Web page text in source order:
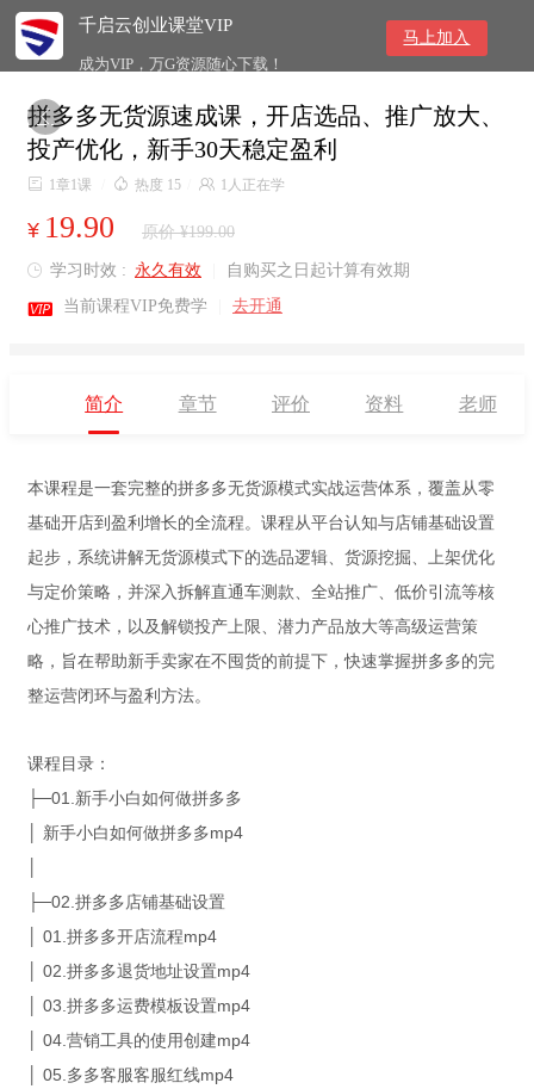
千启云创业课堂VIP
成为VIP，万G资源随心下载！
马上加入

拼多多无货源速成课，开店选品、推广放大、
投产优化，新手30天稳定盈利
 1章1课  热度 15  1人正在学
¥ 19.90 原价 ¥199.00
 学习时效 : 永久有效 自购买之日起计算有效期
 当前课程VIP免费学 去开通
简介 章节 评价 资料 老师
本课程是一套完整的拼多多无货源模式实战运营体系，覆盖从零
基础开店到盈利增长的全流程。课程从平台认知与店铺基础设置
起步，系统讲解无货源模式下的选品逻辑、货源挖掘、上架优化
与定价策略，并深入拆解直通车测款、全站推广、低价引流等核
心推广技术，以及解锁投产上限、潜力产品放大等高级运营策
略，旨在帮助新手卖家在不囤货的前提下，快速掌握拼多多的完
整运营闭环与盈利方法。
课程目录：
├─01.新手小白如何做拼多多
│ 新手小白如何做拼多多mp4
├─02.拼多多店铺基础设置
│ 01.拼多多开店流程mp4
│ 02.拼多多退货地址设置mp4
│ 03.拼多多运费模板设置mp4
│ 04.营销工具的使用创建mp4
│ 05.多多客服客服红线mp4